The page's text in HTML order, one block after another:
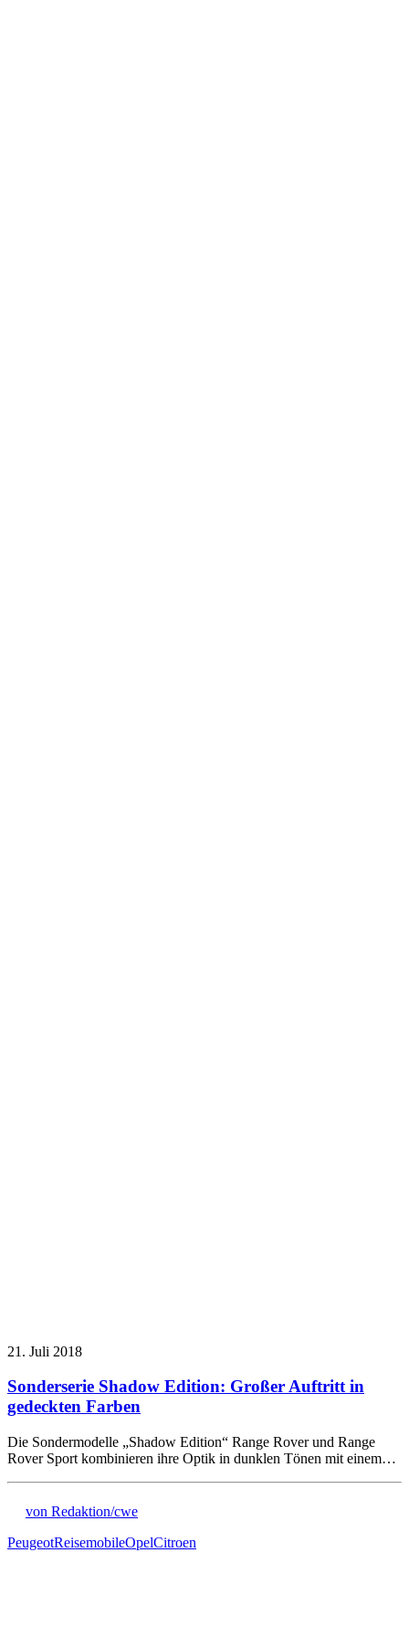
21. Juli 2018
Sonderserie Shadow Edition: Großer Auftritt in
gedeckten Farben
Die Sondermodelle „Shadow Edition“ Range Rover und Range
Rover Sport kombinieren ihre Optik in dunklen Tönen mit einem…
von Redaktion/cwe
PeugeotReisemobileOpelCitroen